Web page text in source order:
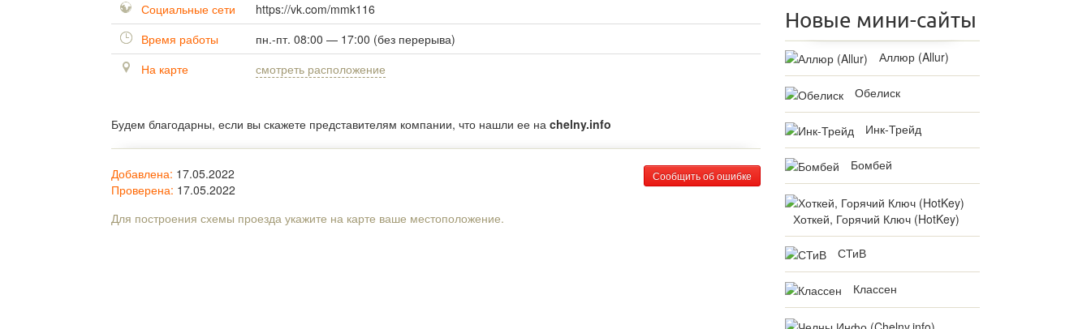
Социальные сети
https://vk.com/mmk116
Время работы
пн.-пт. 08:00 — 17:00 (без перерыва)
На карте
смотреть расположение
Будем благодарны, если вы скажете представителям компании, что нашли ее на chelny.info
Сообщить об ошибке
Добавлена: 17.05.2022
Проверена: 17.05.2022
Для построения схемы проезда укажите на карте ваше местоположение.
Новые мини-сайты
Аллюр (Allur)
Обелиск
Инк-Трейд
Бомбей
Хоткей, Горячий Ключ (HotKey)
СТиВ
Классен